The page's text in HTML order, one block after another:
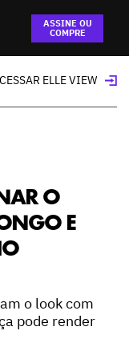
ASSINE OU
COMPRE
com vestido
ELLE VIEW
O
E
o look com
pode render